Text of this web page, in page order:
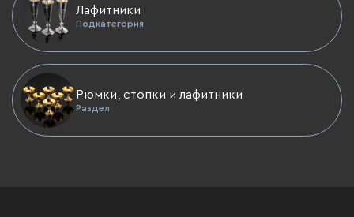
Лафитники
Подкатегория
Рюмки, стопки и лафитники
Раздел